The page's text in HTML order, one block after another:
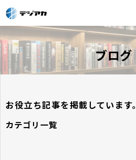
選ばれる理由
サービス一覧
お役立ち情報
よくあるご質問
ブログ
お役立ち記事を掲載しています。
カテゴリ一覧